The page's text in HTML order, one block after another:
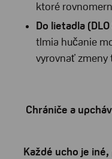
ktoré
Do lietadla
tlmia hučanie
vyrovnať zmeny
Chrániče a
Každé ucho je